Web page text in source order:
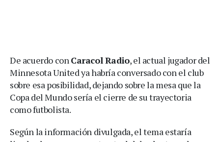
De acuerdo conCaracol Radio, el actual jugador del
Minnesota United ya habría conversado con el club
sobre esa posibilidad, dejando sobre la mesa que la
Copa del Mundo sería el cierre de su trayectoria
como futbolista.
Según la información divulgada, el tema estaría